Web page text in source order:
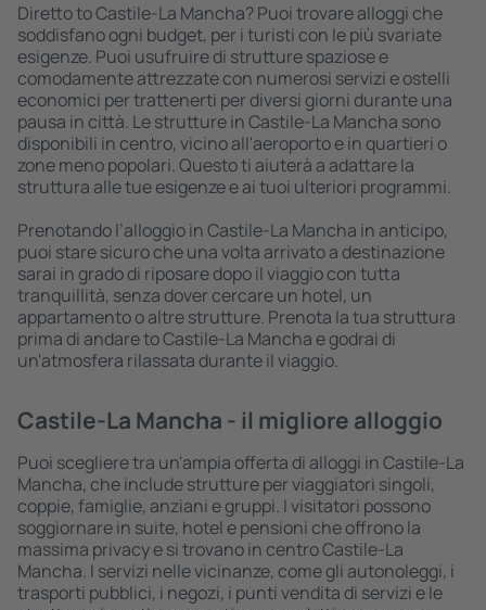
Diretto to Castile-La Mancha? Puoi trovare alloggi che
soddisfano ogni budget, per i turisti con le più svariate
esigenze. Puoi usufruire di strutture spaziose e
comodamente attrezzate con numerosi servizi e ostelli
economici per trattenerti per diversi giorni durante una
pausa in città. Le strutture in Castile-La Mancha sono
disponibili in centro, vicino all'aeroporto e in quartieri o
zone meno popolari. Questo ti aiuterà a adattare la
struttura alle tue esigenze e ai tuoi ulteriori programmi.
Prenotando l’alloggio in Castile-La Mancha in anticipo,
puoi stare sicuro che una volta arrivato a destinazione
sarai in grado di riposare dopo il viaggio con tutta
tranquillità, senza dover cercare un hotel, un
appartamento o altre strutture. Prenota la tua struttura
prima di andare to Castile-La Mancha e godrai di
un'atmosfera rilassata durante il viaggio.
Castile-La Mancha - il migliore alloggio
Puoi scegliere tra un'ampia offerta di alloggi in Castile-La
Mancha, che include strutture per viaggiatori singoli,
coppie, famiglie, anziani e gruppi. I visitatori possono
soggiornare in suite, hotel e pensioni che offrono la
massima privacy e si trovano in centro Castile-La
Mancha. I servizi nelle vicinanze, come gli autonoleggi, i
trasporti pubblici, i negozi, i punti vendita di servizi e le